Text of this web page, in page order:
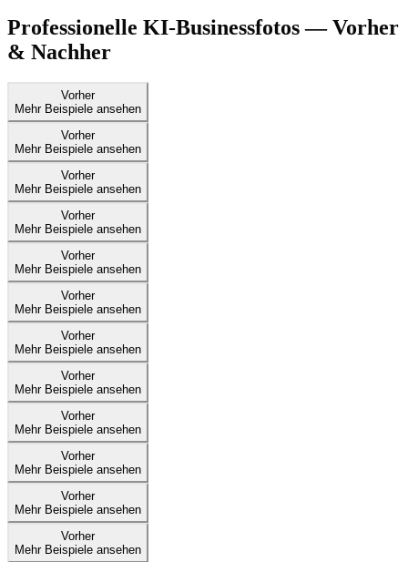
Professionelle KI-Businessfotos — Vorher
& Nachher
Vorher
Mehr Beispiele ansehen
Vorher
Mehr Beispiele ansehen
Vorher
Mehr Beispiele ansehen
Vorher
Mehr Beispiele ansehen
Vorher
Mehr Beispiele ansehen
Vorher
Mehr Beispiele ansehen
Vorher
Mehr Beispiele ansehen
Vorher
Mehr Beispiele ansehen
Vorher
Mehr Beispiele ansehen
Vorher
Mehr Beispiele ansehen
Vorher
Mehr Beispiele ansehen
Vorher
Mehr Beispiele ansehen